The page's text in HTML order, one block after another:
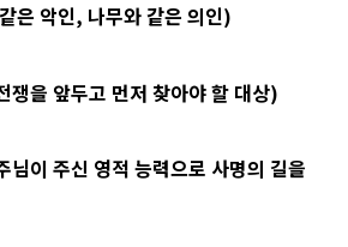
은 악인, 나무와 같은 의인)
쟁을 앞두고 먼저 찾아야 할 대상)
이 주신 영적 능력으로 사명의 길을